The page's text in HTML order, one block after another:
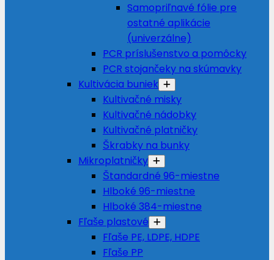
Samopriľnavé fólie pre
ostatné aplikácie
(univerzálne)
PCR príslušenstvo a pomôcky
PCR stojančeky na skúmavky
Kultivácia buniek
Kultivačné misky
Kultivačné nádobky
Kultivačné platničky
Škrabky na bunky
Mikroplatničky
Štandardné 96-miestne
Hlboké 96-miestne
Hlboké 384-miestne
Fľaše plastové
Fľaše PE, LDPE, HDPE
Fľaše PP